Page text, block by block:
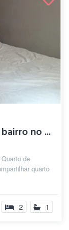
no ...
de
quarto
2 1